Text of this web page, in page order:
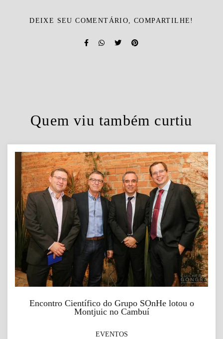
DEIXE SEU COMENTÁRIO, COMPARTILHE!
Quem viu também curtiu
Encontro Científico do Grupo SOnHe lotou o
Montjuic no Cambuí
EVENTOS